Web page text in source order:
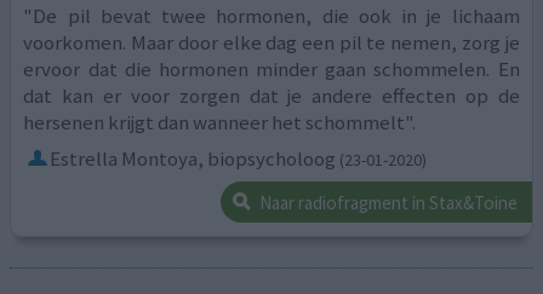
"De pil bevat twee hormonen, die ook in je lichaam
voorkomen. Maar door elke dag een pil te nemen, zorg je
ervoor dat die hormonen minder gaan schommelen. En
dat kan er voor zorgen dat je andere effecten op de
hersenen krijgt dan wanneer het schommelt".
Estrella Montoya, biopsycholoog (23-01-2020)
Naar radiofragment in Stax&Toine